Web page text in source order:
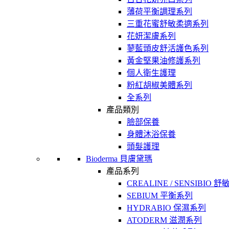
薄荷平衡調理系列
三重花蜜舒敏柔適系列
花妍潔膚系列
蓼藍頭皮舒活護色系列
黃金堅果油修護系列
個人衛生護理
粉紅胡椒美體系列
全系列
產品類別
臉部保養
身體沐浴保養
頭髮護理
Bioderma 貝膚黛瑪
產品系列
CREALINE / SENSIBIO 舒
SEBIUM 平衡系列
HYDRABIO 保濕系列
ATODERM 滋潤系列